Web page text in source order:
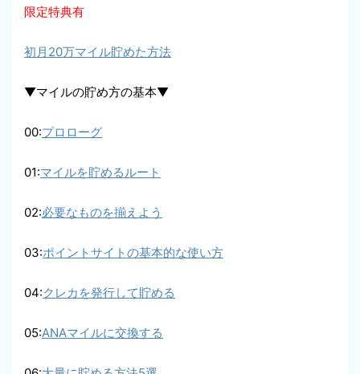
限定特典有
初月20万マイル貯めた方法
▼マイルの貯め方の基本▼
00:プロローグ
01:マイルを貯めるルート
02:必要なものを揃えよう
03:ポイントサイトの基本的な使い方
04:クレカを発行して貯める
05:ANAマイルに交換する